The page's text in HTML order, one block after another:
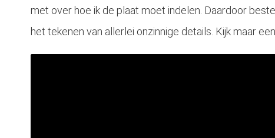
met over hoe ik de plaat moet indelen. Daardoor
het tekenen van allerlei onzinnige details. Kijk maar